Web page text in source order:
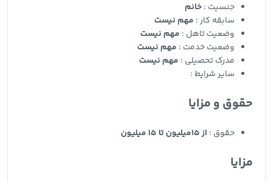
جنسیت :خانم
سابقه کار : مهم نیست
وضعیت تاهل : مهم نیست
وضعیت خدمت : مهم نیست
مدرک تحصیلی : مهم نیست
سایر شرایط :
حقوق و مزایا
حقوق : از 15میلیون تا 15 میلیون
مزایا